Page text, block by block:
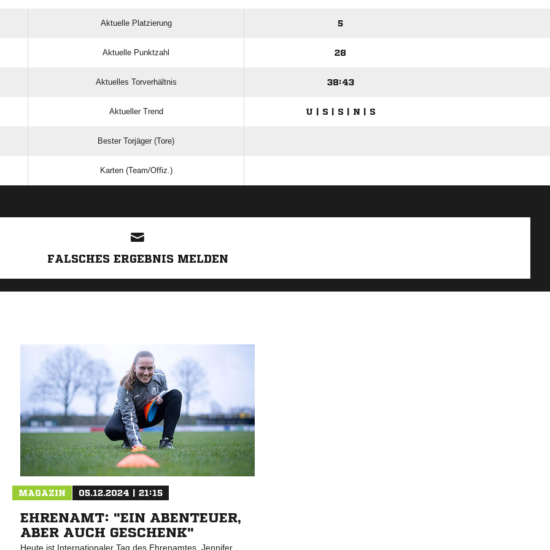
Aktuelle Platzierung 5
Aktuelle Punktzahl 28
Aktuelles Torverhältnis 38:43
Aktueller Trend U | S | S | N | S
Bester Torjäger (Tore)
Karten (Team/Offiz.)
FALSCHES ERGEBNIS MELDEN
MAGAZIN 05.12.2024 | 21:15
EHRENAMT: "EIN ABENTEUER,
ABER AUCH GESCHENK"
Heute ist Internationaler Tag des Ehrenamtes. Jennifer